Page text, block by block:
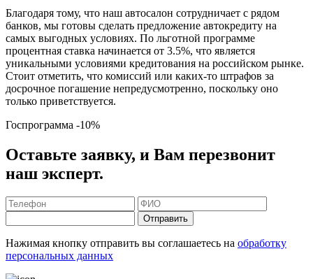
Благодаря тому, что наш автосалон сотрудничает с рядом
банков, мы готовы сделать предложение автокредиту на
самых выгодных условиях. По льготной программе
процентная ставка начинается от 3.5%, что является
уникальными условиями кредитования на российском рынке.
Стоит отметить, что комиссий или каких-то штрафов за
досрочное погашение непредусмотренно, поскольку оно
только приветствуется.
Госпрограмма -10%
Оставьте заявку, и Вам перезвонит
наш эксперт.
Отправить
Нажимая кнопку отправить вы соглашаетесь на обработку
персональных данных